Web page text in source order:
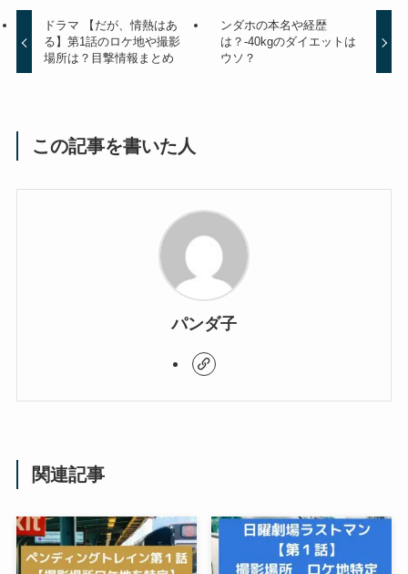
ドラマ 【だが、情熱はあ
る】第1話のロケ地や撮影
場所は？目撃情報まとめ
ンダホの本名や経歴
は？-40kgのダイエットは
ウソ？
この記事を書いた人
パンダ子
関連記事